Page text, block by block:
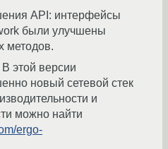
API: интерфейсы
были улучшены
методов.
этой версии
новый сетевой стек
и
можно найти
ergo-